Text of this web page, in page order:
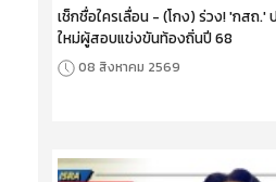
เช็กชื่อใครเลื่อน - (โกง) ร่วง! 'กสถ
ใหม่ผู้สอบแข่งขันท้องถิ่นปี 68
08 สิงหาคม 2569